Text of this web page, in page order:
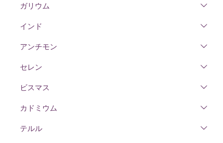
ガリウム
インド
アンチモン
セレン
ビスマス
カドミウム
テルル